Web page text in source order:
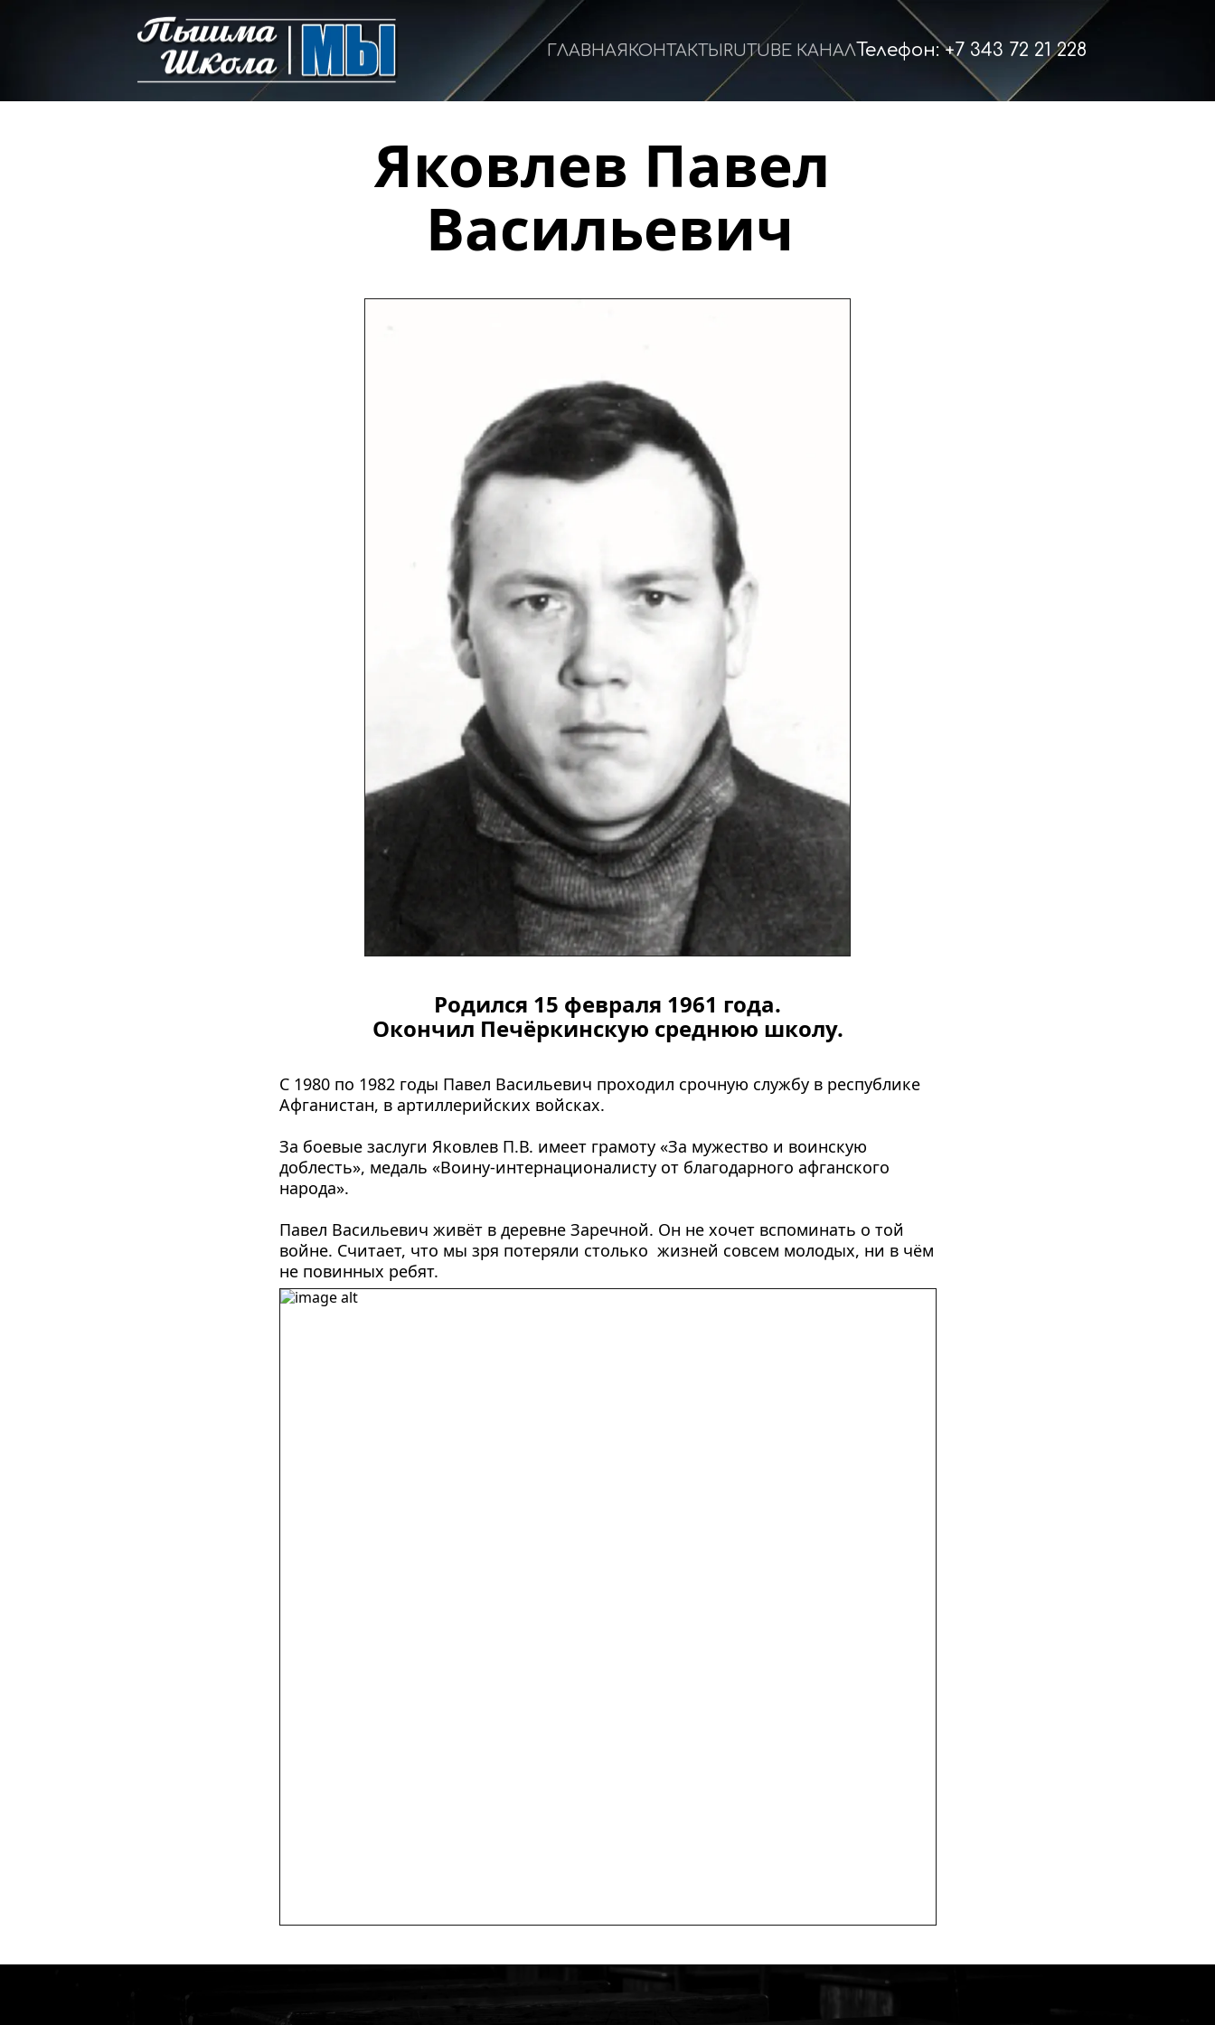
ГЛАВНАЯ КОНТАКТЫ RUTUBE КАНАЛТелефон: +7 343 72 21 228
Яковлев Павел
Васильевич
С 1980 по 1982 годы Павел Васильевич проходил срочную службу в республике
Афганистан, в артиллерийских войсках.
За боевые заслуги Яковлев П.В. имеет грамоту «За мужество и воинскую
доблесть», медаль «Воину-интернационалисту от благодарного афганского
народа».
Павел Васильевич живёт в деревне Заречной. Он не хочет вспоминать о той
войне. Считает, что мы зря потеряли столько  жизней совсем молодых, ни в чём
не повинных ребят.
Родился 15 февраля 1961 года.
Окончил Печёркинскую среднюю школу.